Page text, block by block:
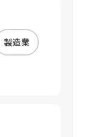
製造業